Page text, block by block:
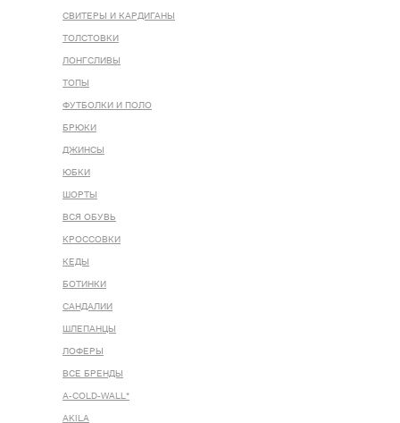
СВИТЕРЫ И КАРДИГАНЫ
ТОЛСТОВКИ
ЛОНГСЛИВЫ
ТОПЫ
ФУТБОЛКИ И ПОЛО
БРЮКИ
ДЖИНСЫ
ЮБКИ
ШОРТЫ
ВСЯ ОБУВЬ
КРОССОВКИ
КЕДЫ
БОТИНКИ
САНДАЛИИ
ШЛЕПАНЦЫ
ЛОФЕРЫ
ВСЕ БРЕНДЫ
A-COLD-WALL*
AKILA